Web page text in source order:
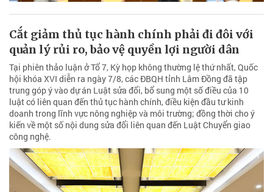
Cắt giảm thủ tục hành chính phải đi đôi với
quản lý rủi ro, bảo vệ quyền lợi người dân
Tại phiên thảo luận ở Tổ 7, Kỳ họp không thường lệ thứ nhất, Quốc
hội khóa XVI diễn ra ngày 7/8, các ĐBQH tỉnh Lâm Đồng đã tập
trung góp ý vào dự án Luật sửa đổi, bổ sung một số điều của 10
luật có liên quan đến thủ tục hành chính, điều kiện đầu tư kinh
doanh trong lĩnh vực nông nghiệp và môi trường; đồng thời cho ý
kiến về một số nội dung sửa đổi liên quan đến Luật Chuyển giao
công nghệ.